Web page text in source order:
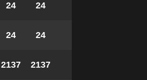
24 24
24 24
2137 2137